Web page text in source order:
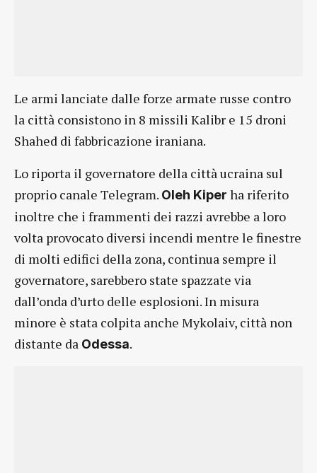
Le armi lanciate dalle forze armate russe contro
la città consistono in 8 missili Kalibr e 15 droni
Shahed di fabbricazione iraniana.
Lo riporta il governatore della città ucraina sul
proprio canale Telegram. Oleh Kiper ha riferito
inoltre che i frammenti dei razzi avrebbe a loro
volta provocato diversi incendi mentre le finestre
di molti edifici della zona, continua sempre il
governatore, sarebbero state spazzate via
dall’onda d’urto delle esplosioni. In misura
minore è stata colpita anche Mykolaiv, città non
distante da Odessa.